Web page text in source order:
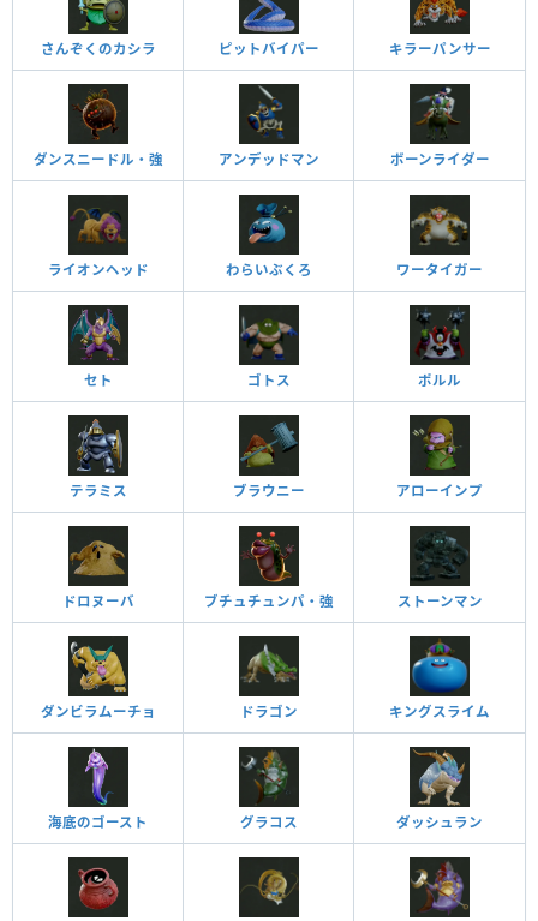
さんぞくのカシラ ピットバイパー キラーパンサー
ダンスニードル・強 アンデッドマン ボーンライダー
ライオンヘッド わらいぶくろ ワータイガー
セト ゴトス ポルル
テラミス ブラウニー アローインプ
ドロヌーバ ブチュチュンパ・強 ストーンマン
ダンビラムーチョ ドラゴン キングスライム
海底のゴースト グラコス ダッシュラン